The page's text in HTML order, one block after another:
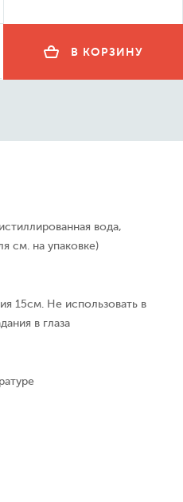
В КОРЗИНУ
вода,
см. на упаковке)
15см. Не использовать в
в глаза